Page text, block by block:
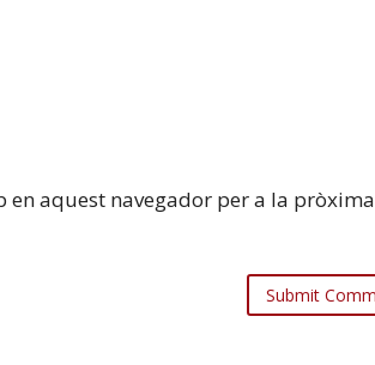
en aquest navegador per a la pròxima